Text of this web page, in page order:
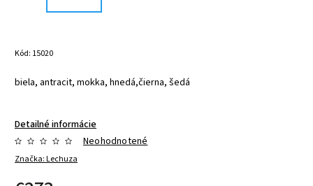
Kód: 15020
biela, antracit, mokka, hnedá,čierna, šedá
Detailné informácie
Značka:Lechuza
Neohodnotené